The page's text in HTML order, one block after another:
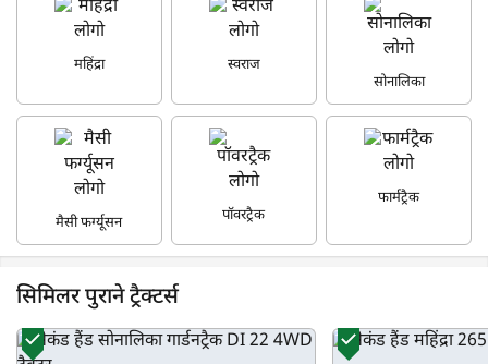
महिंद्रा
स्वराज
सोनालिका
मैसी फर्ग्यूसन पॉवरट्रैक
फार्मट्रैक
सिमिलर पुराने ट्रैक्टर्स